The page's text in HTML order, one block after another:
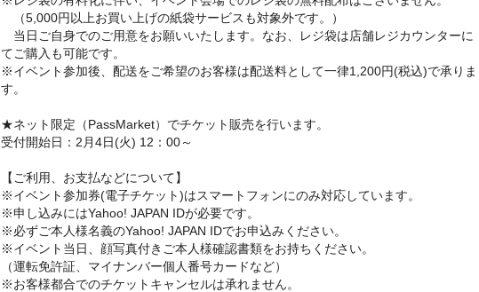
（5,000円以上お買い上げの紙袋サービスも対象外です。）
当日ご自身でのご用意をお願いいたします。なお、レジ袋は店舗レジカウンターに
てご購入も可能です。
※イベント参加後、配送をご希望のお客様は配送料として一律1,200円(税込)で承りま
す。
★ネット限定（PassMarket）でチケット販売を行います。
受付開始日：2月4日(火) 12：00～
【ご利用、お支払などについて】
※イベント参加券(電子チケット)はスマートフォンにのみ対応しています。
※申し込みにはYahoo! JAPAN IDが必要です。
※必ずご本人様名義のYahoo! JAPAN IDでお申込みください。
※イベント当日、顔写真付きご本人様確認書類をお持ちください。
（運転免許証、マイナンバー個人番号カードなど）
※お客様都合でのチケットキャンセルは承れません。